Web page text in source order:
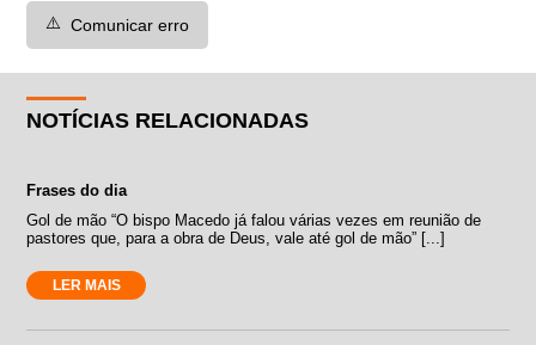
⚠️ Comunicar erro
NOTÍCIAS RELACIONADAS
Frases do dia
Gol de mão “O bispo Macedo já falou várias vezes em reunião de
pastores que, para a obra de Deus, vale até gol de mão” [...]
LER MAIS